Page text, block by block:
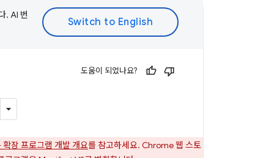
. AI 번
도움이 되었나요?
장 프로그램 개발 개요를 참고하세요. Chrome 웹 스토